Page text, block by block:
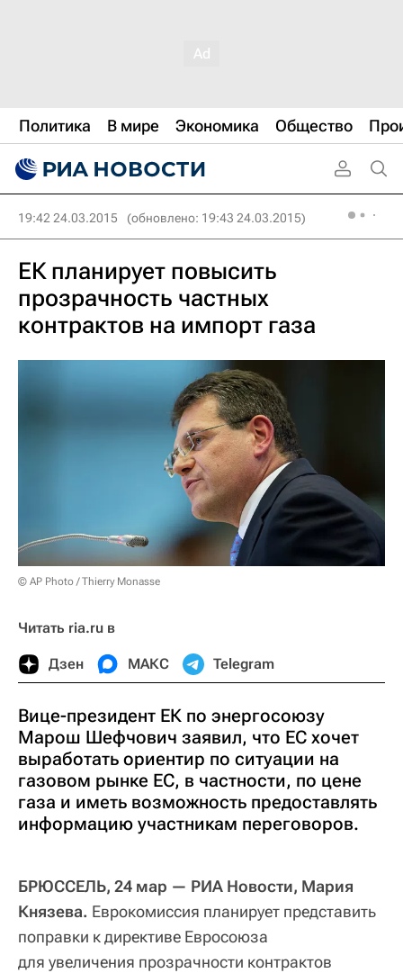
Политика В мире Экономика Общество
19:42 24.03.2015 (обновлено: 19:43 24.03.2015)
ЕК планирует повысить
прозрачность частных
контрактов на импорт газа
© AP Photo / Thierry Monasse
Читать ria.ru в
Дзен МАКС Telegram
Вице-президент ЕК по энергосоюзу
Марош Шефчович заявил, что ЕС хочет
выработать ориентир по ситуации на
газовом рынке ЕС, в частности, по цене
газа и иметь возможность предоставлять
информацию участникам переговоров.
БРЮССЕЛЬ, 24 мар — РИА Новости, Мария
Князева. Еврокомиссия планирует представить
поправки к директиве Евросоюза
для увеличения прозрачности контрактов